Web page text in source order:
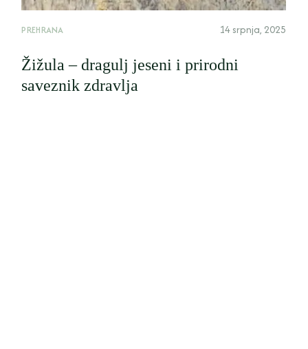
PREHRANA 14 srpnja, 2025
Žižula – dragulj jeseni i prirodni
saveznik zdravlja